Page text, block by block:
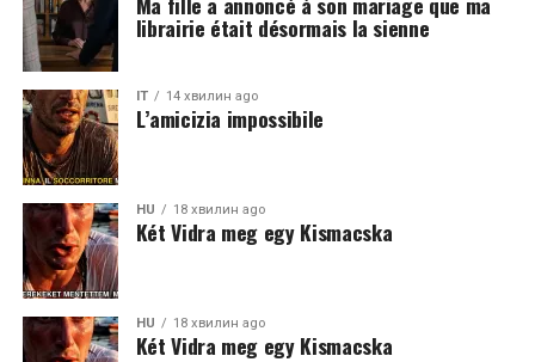
librairie était désormais la sienne
IT 14 хвилин ago
L’amicizia impossibile
HU 18 хвилин ago
Két Vidra meg egy Kismacska
HU 18 хвилин ago
Két Vidra meg egy Kismacska